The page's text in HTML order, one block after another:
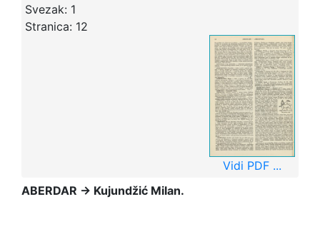
Svezak: 1
Stranica: 12
Vidi PDF ...
ABERDAR → Kujundžić Milan.